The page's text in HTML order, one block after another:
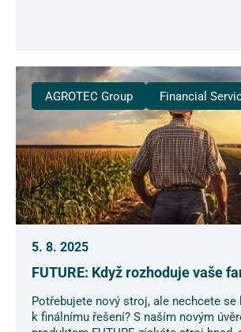
AGROTEC Group Financial
5. 8. 2025
FUTURE: Když rozhoduje vaše
Potřebujete nový stroj, ale nechcete se
k finálnímu řešení? S naším novým